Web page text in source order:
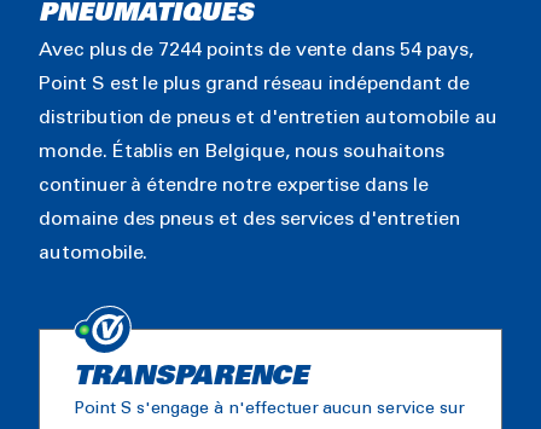
PNEUMATIQUES
Avec plus de 7244 points de vente dans 54 pays,
Point S est le plus grand réseau indépendant de
distribution de pneus et d'entretien automobile au
monde. Établis en Belgique, nous souhaitons
continuer à étendre notre expertise dans le
domaine des pneus et des services d'entretien
automobile.
TRANSPARENCE
Point S s'engage à n'effectuer aucun service sur